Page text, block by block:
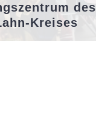
des
Kreises